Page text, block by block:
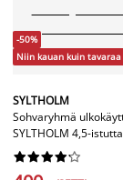
-50%
Niin kauan kuin
SYLTHOLM
Sohvaryhmä
SYLTHOLM 4,5-





